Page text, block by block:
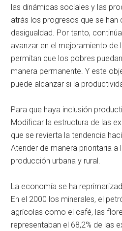
las dinámicas sociales y las
atrás los progresos que se
desigualdad. Por tanto,
avanzar en el mejoramiento de
permitan que los pobres
manera permanente. Y este
puede alcanzar si la
Para que haya inclusión
Modificar la estructura de las
que se revierta la tendencia
Atender de manera prioritaria a
producción urbana y rural.
La economía se ha
En el 2000 los minerales, el
agrícolas como el café, las
representaban el 68,2% de las